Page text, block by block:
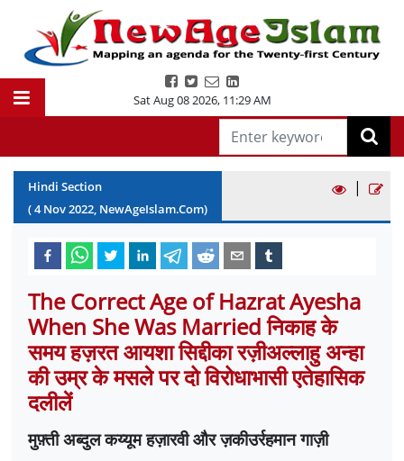
Sat Aug 08 2026, 11:29 AM
Hindi Section
(4 Nov2022, NewAgeIslam.Com)
|
The Correct Age of Hazrat Ayesha
When She Was Married निकाह के
समय हज़रत आयशा सिद्दीका रज़ीअल्लाहु अन्हा
की उम्र के मसले पर दो विरोधाभासी एतेहासिक
दलीलें
मुफ़्ती अब्दुल कय्यूम हज़ारवी और ज़कीउर्रहमान गाज़ी